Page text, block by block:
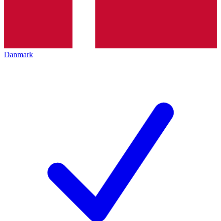
Danmark